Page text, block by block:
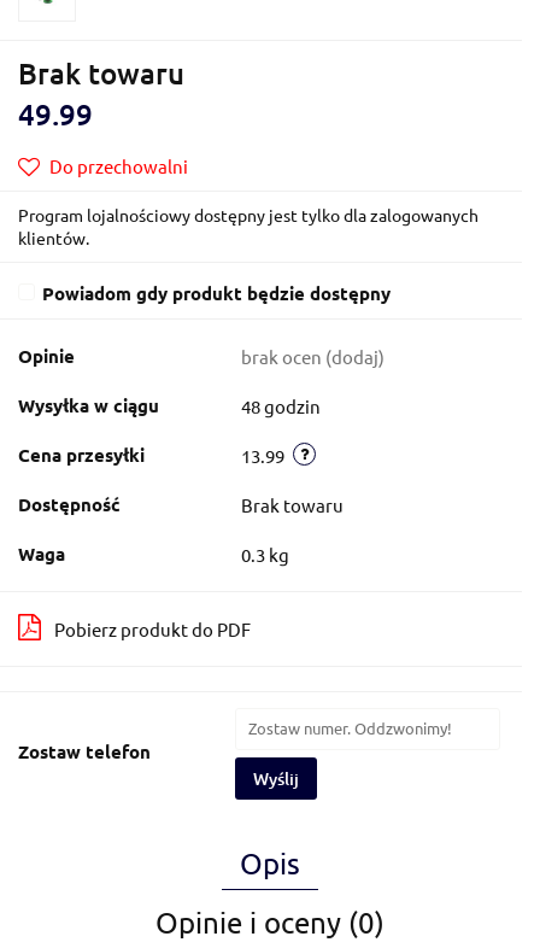
Brak towaru
49.99
Do przechowalni
Program lojalnościowy dostępny jest tylko dla zalogowanych
klientów.
Powiadom gdy produkt będzie dostępny
Opinie brak ocen (dodaj)
Wysyłka w ciągu 48 godzin
Cena przesyłki 13.99
Dostępność Brak towaru
Waga 0.3 kg
Pobierz produkt do PDF
Zostaw telefon
Wyślij
Opis
Opinie i oceny (0)